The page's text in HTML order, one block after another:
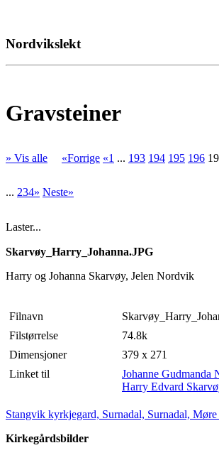
Nordvikslekt
Gravsteiner
» Vis alle «Forrige «1 ... 193 194 195 196
... 234» Neste»
Laster...
Skarvøy_Harry_Johanna.JPG
Harry og Johanna Skarvøy, Jelen Nordvik
Filnavn
Filstørrelse
74.8k
Dimensjoner
379 x 271
Linket til
Johanne Gudmanda
Harry Edvard
Stangvik kyrkjegard, Surnadal, Surnadal,
Kirkegårdsbilder